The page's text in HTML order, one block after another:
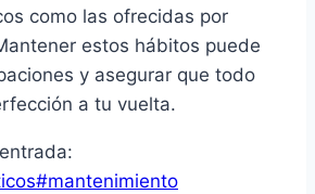
como las ofrecidas por
estos hábitos puede
y asegurar que todo
a tu vuelta.
#mantenimiento